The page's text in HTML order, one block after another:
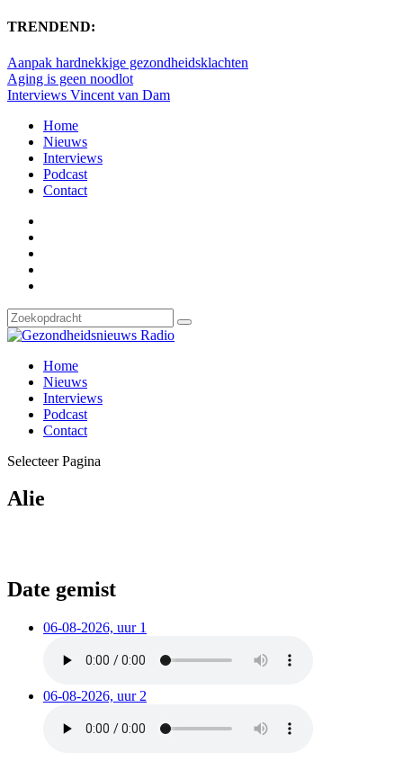
TRENDEND:
Aanpak hardnekkige gezondheidsklachten
Aging is geen noodlot
Interviews Vincent van Dam
Home
Nieuws
Interviews
Podcast
Contact
Home
Nieuws
Interviews
Podcast
Contact
Selecteer Pagina
Alie
Date gemist
06-08-2026, uur 1
06-08-2026, uur 2